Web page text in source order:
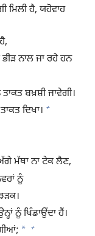
ਮਿਲੀ ਹੈ, ਯਹੋਵਾਹ
ਨਾਲ ਜਾ ਰਹੇ ਹਨ
ਬਖ਼ਸ਼ੀ ਜਾਵੇਗੀ।
ਦਿਖਾ। +
ਮੱਥਾ ਨਾ ਟੇਕ ਲੈਣ,
ਨੂੰ
ਨੂੰ ਖਿੰਡਾਉਂਦਾ ਹੈਂ।
* +